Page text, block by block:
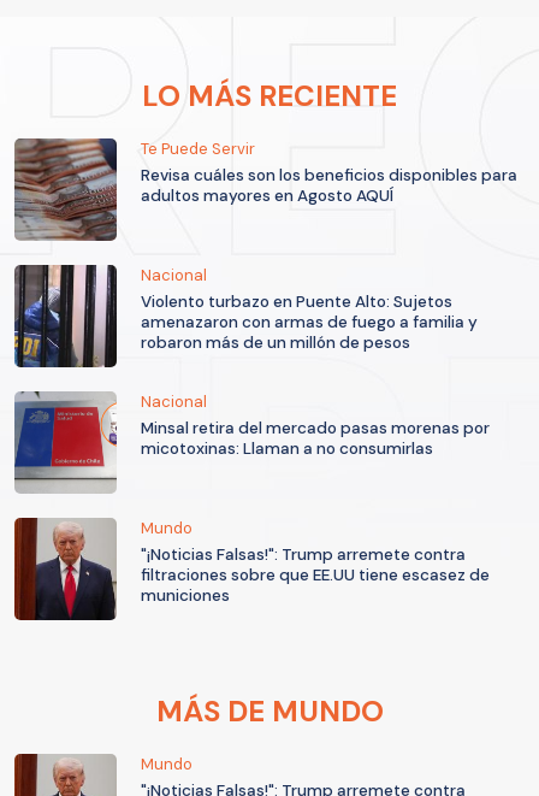
LO MÁS RECIENTE
Te Puede Servir
Revisa cuáles son los beneficios disponibles para
adultos mayores en Agosto AQUÍ
Nacional
Violento turbazo en Puente Alto: Sujetos
amenazaron con armas de fuego a familia y
robaron más de un millón de pesos
Nacional
Minsal retira del mercado pasas morenas por
micotoxinas: Llaman a no consumirlas
Mundo
"¡Noticias Falsas!": Trump arremete contra
filtraciones sobre que EE.UU tiene escasez de
municiones
MÁS DE MUNDO
Mundo
"¡Noticias Falsas!": Trump arremete contra